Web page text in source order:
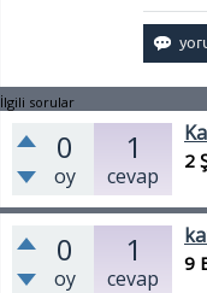
İlgili sorular
0
oy
1
cevap
2
0
oy
1
cevap
9